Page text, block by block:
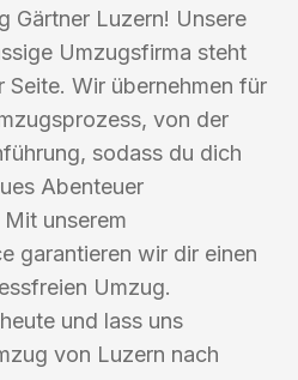
Gärtner Luzern! Unsere
Umzugsfirma steht
Seite. Wir übernehmen für
von der
sodass du dich
Abenteuer
unserem
garantieren wir dir einen
Umzug.
und lass uns
von Luzern nach